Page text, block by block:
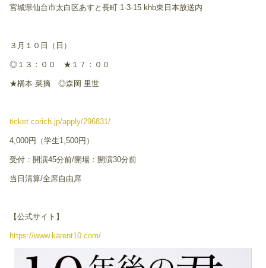
宮城県仙台市太白区あすと長町 1-3-15 khb東日本放送内
３月１０日（日）
◎１３：００ ★１７：００
★橋本 菜摘 ◎森岡 里世
ticket.corich.jp/apply/296831/
4,000円（学生1,500円）
受付：開演45分前/開場：開演30分前
当日清算/全席自由席
【公式サイト】
https://www.karent10.com/